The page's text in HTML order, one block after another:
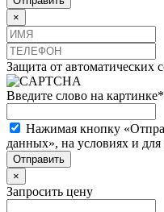
×
Защита от автоматических
Введите слово на картинке*
Нажимая кнопку
данных», на условиях и
×
Запросить цену